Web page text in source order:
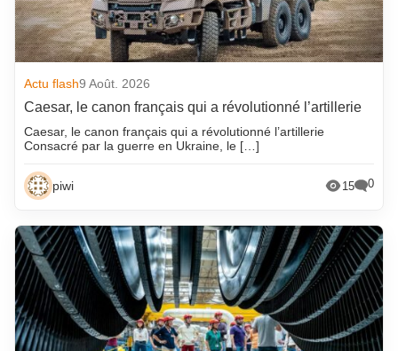
Actu flash9 Août. 2026
Caesar, le canon français qui a révolutionné l’artillerie
Caesar, le canon français qui a révolutionné l’artillerie
Consacré par la guerre en Ukraine, le […]
piwi 15 0